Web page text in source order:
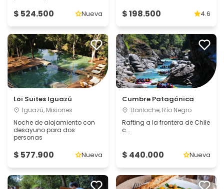
$ 524.500 Nueva $ 198.500 4.6
Loi Suites Iguazú
Iguazú, Misiones
Noche de alojamiento con
desayuno para dos
personas
$ 577.900 Nueva
Cumbre Patagónica
Bariloche, Río Negro
Rafting a la frontera de Chile
c...
$ 440.000 Nueva